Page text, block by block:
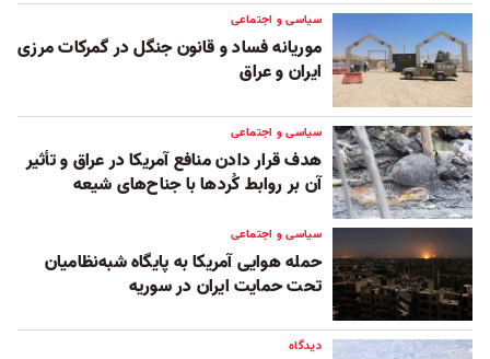
سیاسی و اجتماعی
موریانه فساد و قانون جنگل در گمرکات مرزی
ایران و عراق
سیاسی و اجتماعی
هدف قرار دادن منافع آمریکا در عراق و تأثیر
آن بر روابط کُردها با جناح‌های شیعه
سیاسی و اجتماعی
حمله هوایی آمریکا به پایگاه شبه‌نظامیان
تحت حمایت ایران در سوریه
دیدگاه